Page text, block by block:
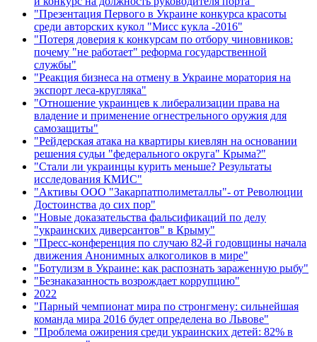
"Презентация Первого в Украине конкурса красоты
среди авторских кукол "Мисс кукла -2016"
"Потеря доверия к конкурсам по отбору чиновников:
почему "не работает" реформа государственной
службы"
"Реакция бизнеса на отмену в Украине моратория на
экспорт леса-кругляка"
"Отношение украинцев к либерализации права на
владение и применение огнестрельного оружия для
самозащиты"
"Рейдерская атака на квартиры киевлян на основании
решения судьи "федерального округа" Крыма?"
"Стали ли украинцы курить меньше? Результаты
исследования КМИС"
"Активы ООО "Закарпатполиметаллы"- от Революции
Достоинства до сих пор"
"Новые доказательства фальсификаций по делу
"украинских диверсантов" в Крыму"
"Пресс-конференция по случаю 82-й годовщины начала
движения Анонимных алкоголиков в мире"
"Ботулизм в Украине: как распознать зараженную рыбу"
"Безнаказанность возрождает коррупцию"
2022
"Парный чемпионат мира по стронгмену: сильнейшая
команда мира 2016 будет определена во Львове"
"Проблема ожирения среди украинских детей: 82% в